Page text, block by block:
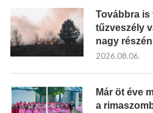
Továbbra is
tűzveszély
nagy részén
2026.08.06.
Már öt éve
a